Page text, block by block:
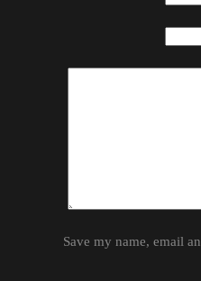
Save my name, email